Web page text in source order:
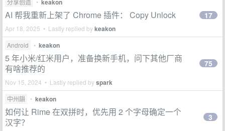
分享创造 • keakon
AI 帮我重新上架了 Chrome 插件： Copy Unlock
Apr 18, 2025 • Lastly replied bykeakon
17
Android • keakon
5 年小米/红米用户，准备换新手机，问下其他厂商
有啥推荐的
Nov 15, 2024 • Lastly replied byspark
75
中州韻 • keakon
如何让 Rime 在双拼时，优先用 2 个字母确定一个
汉字？
3